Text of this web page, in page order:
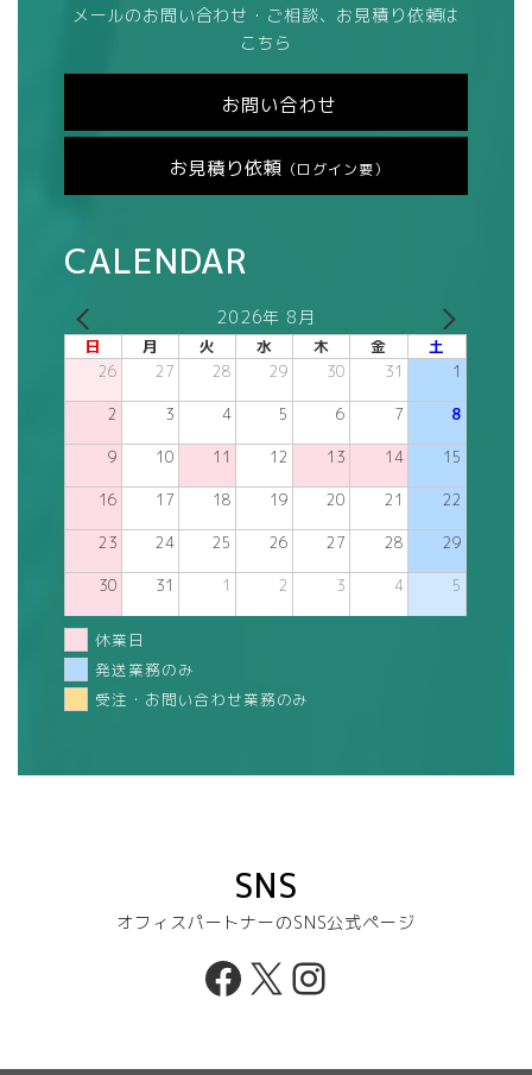
メールのお問い合わせ・ご相談、お見積り依頼は
こちら
お問い合わせ
お見積り依頼 （ログイン要）
CALENDAR
2026年 8月
日 月 火 水 木 金 土
26 27 28 29 30 31 1
2 3 4 5 6 7 8
9 10 11 12 13 14 15
16 17 18 19 20 21 22
23 24 25 26 27 28 29
30 31 1 2 3 4 5
休業日
発送業務のみ
受注・お問い合わせ業務のみ
SNS
オフィスパートナーのSNS公式ページ
Facebook
X Instagram